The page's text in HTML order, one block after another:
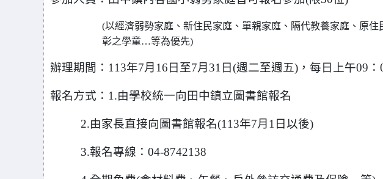
(以經濟弱勢家庭、新住民家庭、單親家庭、隔代教養家庭、原
彰之學童…等為優先)
辦理期間：113年7月16日至7月31日(週二至週五)，每日上午09：
報名方式：1.由學校統一向田中鎮立圖書館報名
2.由家長直接向圖書館報名(113年7月1日以後)
3.報名專線：04-8742138